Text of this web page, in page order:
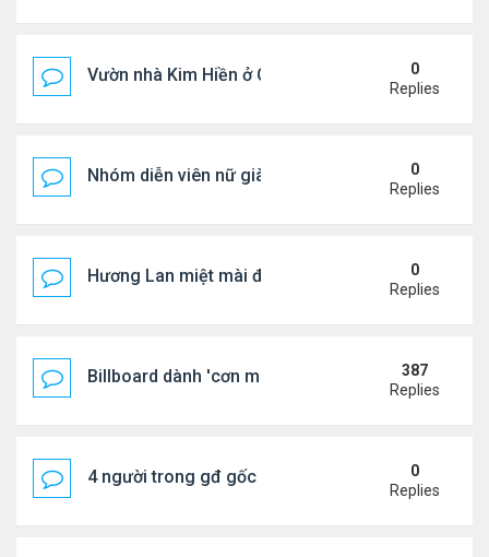
Vườn nhà Kim Hiền ở California
0
Replies
Nhóm diễn viên nữ giàu nhất thế giới
0
Replies
Hương Lan miệt mài đi hát ở tuổi 70
0
Replies
Billboard dành 'cơn mưa' lời khen BTS
387
Replies
4 người trong gđ gốc Việt thiệt mạng vì tai nạn xe
0
Replies